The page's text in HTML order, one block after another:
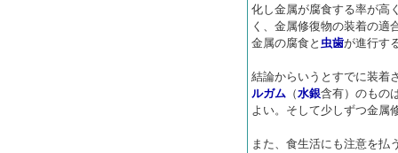
化し金属が腐食する率が高
く、金属修復物の装着の適
金属の腐食と 虫歯が進行す
結論からいうとすでに装着
ルガム （水銀含有）のもの
よい。そして少しずつ金属
また、食生活にも注意を払